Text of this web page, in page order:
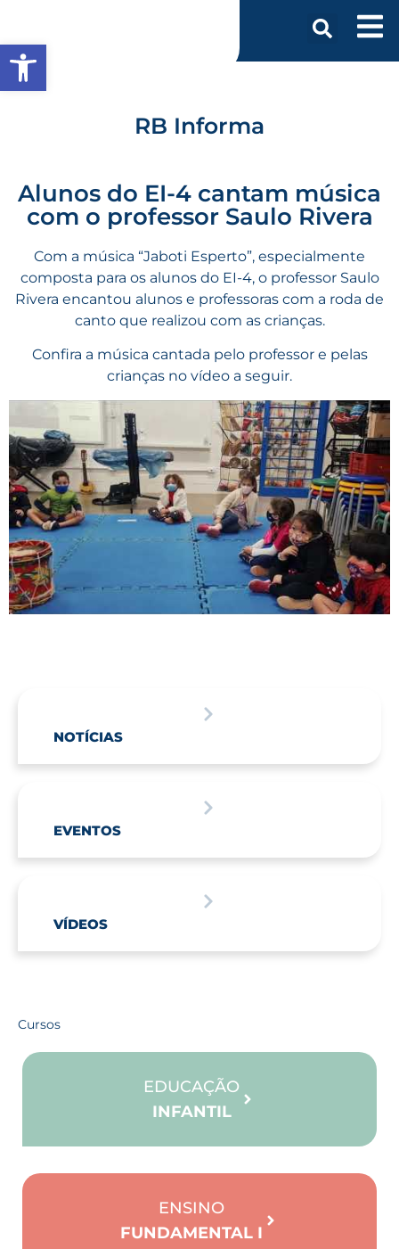
RB Informa
Alunos do EI-4 cantam música
com o professor Saulo Rivera
Com a música “Jaboti Esperto”, especialmente
composta para os alunos do EI-4, o professor Saulo
Rivera encantou alunos e professoras com a roda de
canto que realizou com as crianças.
Confira a música cantada pelo professor e pelas
crianças no vídeo a seguir.
NOTÍCIAS
EVENTOS
VÍDEOS
Cursos
EDUCAÇÃO
INFANTIL
ENSINO
FUNDAMENTAL I
Abrir a barra de ferramentas